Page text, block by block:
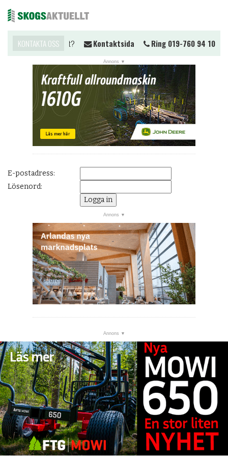
NYHETER
KALENDER
MARKNAD
PRENUMERERA
OM OSS
KONTAKTA OSS
Vill du komma i kontakt? Kontaktsida Ring 019-760 94 10
E-postadress:
Lösenord: